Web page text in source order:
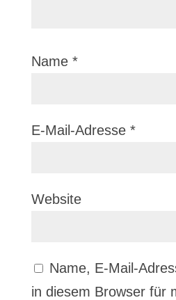
Name *
E-Mail-Adresse *
Website
Name, E-Mail-
in diesem Browser für